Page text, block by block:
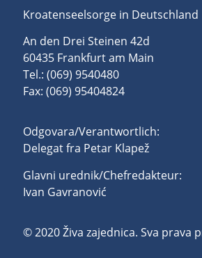
Kroatenseelsorge in Deutschland
An den Drei Steinen 42d
60435 Frankfurt am Main
Tel.: (069) 9540480
Fax: (069) 95404824
Odgovara/Verantwortlich:
Delegat fra Petar Klapež
Glavni urednik/Chefredakteur:
Ivan Gavranović
© 2020 Živa zajednica. Sva prava